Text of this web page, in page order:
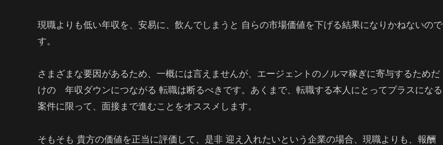
現職よりも低い年収を、安易に、飲んでしまうと 自らの市場価値を下げる結果になりかねないので
す。
さまざまな要因があるため、一概には言えませんが、エージェントのノルマ稼ぎに寄与するためだ
けの 年収ダウンにつながる 転職は断るべきです。あくまで、転職する本人にとってプラスになる
案件に限って、面接まで進むことをオススメします。
そもそも 貴方の価値を正当に評価して、是非 迎え入れたいという企業の場合、現職よりも、報酬